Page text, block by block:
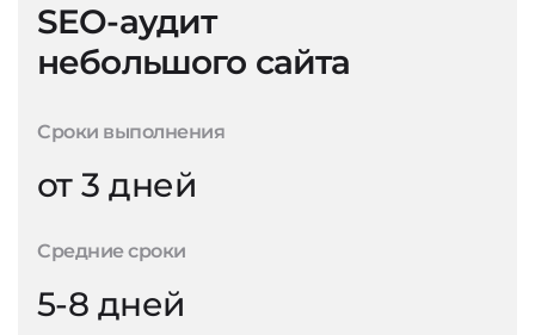
SEO-аудит
небольшого сайта
Сроки выполнения
от 3 дней
Средние сроки
5-8 дней